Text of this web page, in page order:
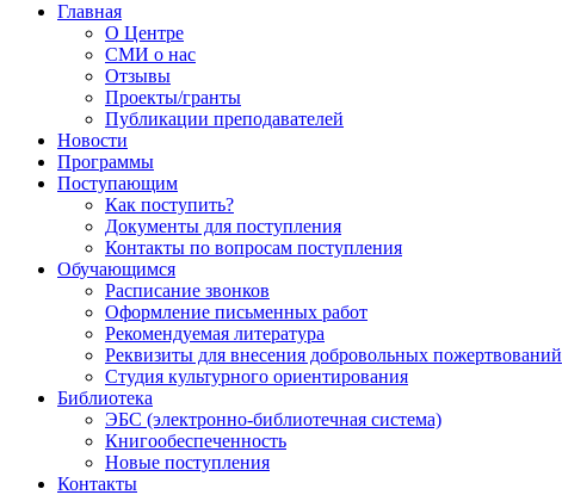
Главная
О Центре
СМИ о нас
Отзывы
Проекты/гранты
Публикации преподавателей
Новости
Программы
Поступающим
Как поступить?
Документы для поступления
Контакты по вопросам поступления
Обучающимся
Расписание звонков
Оформление письменных работ
Рекомендуемая литература
Реквизиты для внесения добровольных пожертвований
Студия культурного ориентирования
Библиотека
ЭБС (электронно-библиотечная система)
Книгообеспеченность
Новые поступления
Контакты